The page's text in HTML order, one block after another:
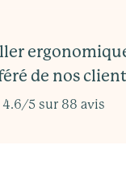
de nos
4.6/5 sur 88 avis